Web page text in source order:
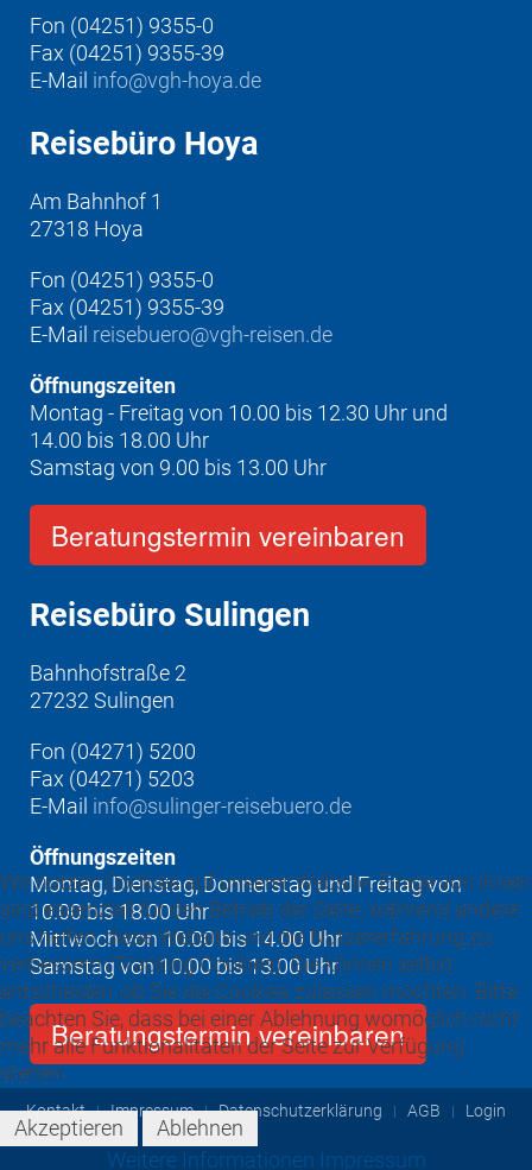
Fon (04251) 9355-0
Fax (04251) 9355-39
E-Mail info@vgh-hoya.de
Reisebüro Hoya
Am Bahnhof 1
27318 Hoya
Fon (04251) 9355-0
Fax (04251) 9355-39
E-Mail reisebuero@vgh-reisen.de
Öffnungszeiten
Montag - Freitag von 10.00 bis 12.30 Uhr und
14.00 bis 18.00 Uhr
Samstag von 9.00 bis 13.00 Uhr
Beratungstermin vereinbaren
Reisebüro Sulingen
Bahnhofstraße 2
27232 Sulingen
Fon (04271) 5200
Fax (04271) 5203
E-Mail info@sulinger-reisebuero.de
Öffnungszeiten
Montag, Dienstag, Donnerstag und Freitag von
10.00 bis 18.00 Uhr
Mittwoch von 10.00 bis 14.00 Uhr
Samstag von 10.00 bis 13.00 Uhr
Beratungstermin vereinbaren
Kontakt Impressum Datenschutzerklärung AGB Login
Wir nutzen Cookies auf unserer Website. Einige von ihnen
sind essenziell für den Betrieb der Seite, während andere
uns helfen, diese Website und die Nutzererfahrung zu
verbessern (Tracking Cookies). Sie können selbst
entscheiden, ob Sie die Cookies zulassen möchten. Bitte
beachten Sie, dass bei einer Ablehnung womöglich nicht
mehr alle Funktionalitäten der Seite zur Verfügung
stehen.
Akzeptieren
Ablehnen
Weitere Informationen Impressum